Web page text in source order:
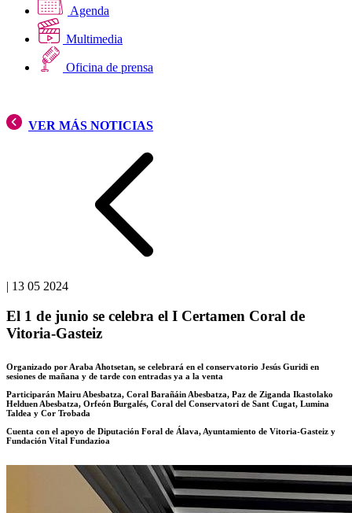
Agenda
Multimedia
Oficina de prensa
VER MÁS NOTICIAS
| 13 05 2024
El 1 de junio se celebra el I Certamen Coral de
Vitoria-Gasteiz
Organizado por Araba Ahotsetan, se celebrará en el conservatorio Jesús Guridi en
sesiones de mañana y de tarde con entradas ya a la venta
Participarán Mairu Abesbatza, Coral Barañáin Abesbatza, Paz de Ziganda Ikastolako
Helduen Abesbatza, Orfeón Burgalés, Coral del Conservatori de Sant Cugat, Lumina
Taldea y Cor Trobada
Cuenta con el apoyo de Diputación Foral de Álava, Ayuntamiento de Vitoria-Gasteiz y
Fundación Vital Fundazioa